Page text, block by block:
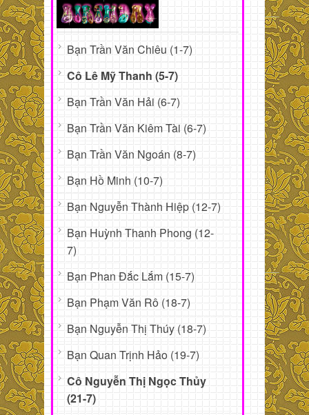
Bạn Trần Văn Chiêu (1-7)
Cô Lê Mỹ Thanh (5-7)
Bạn Trần Văn Hải (6-7)
Bạn Trần Văn Kiêm Tài (6-7)
Bạn Trần Văn Ngoán (8-7)
Bạn Hồ Minh (10-7)
Bạn Nguyễn Thành Hiệp (12-7)
Bạn Huỳnh Thanh Phong (12-
7)
Bạn Phan Đắc Lắm (15-7)
Bạn Phạm Văn Rô (18-7)
Bạn Nguyễn Thị Thúy (18-7)
Bạn Quan Trịnh Hảo (19-7)
Cô Nguyễn Thị Ngọc Thủy
(21-7)